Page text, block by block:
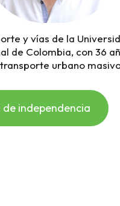
y vías de la
de Colombia, con 36
urbano
independencia